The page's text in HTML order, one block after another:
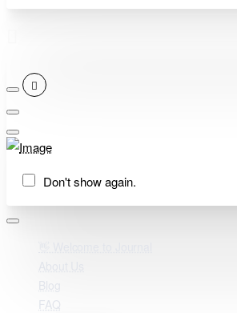
Don't show again.
Blog
FAQ